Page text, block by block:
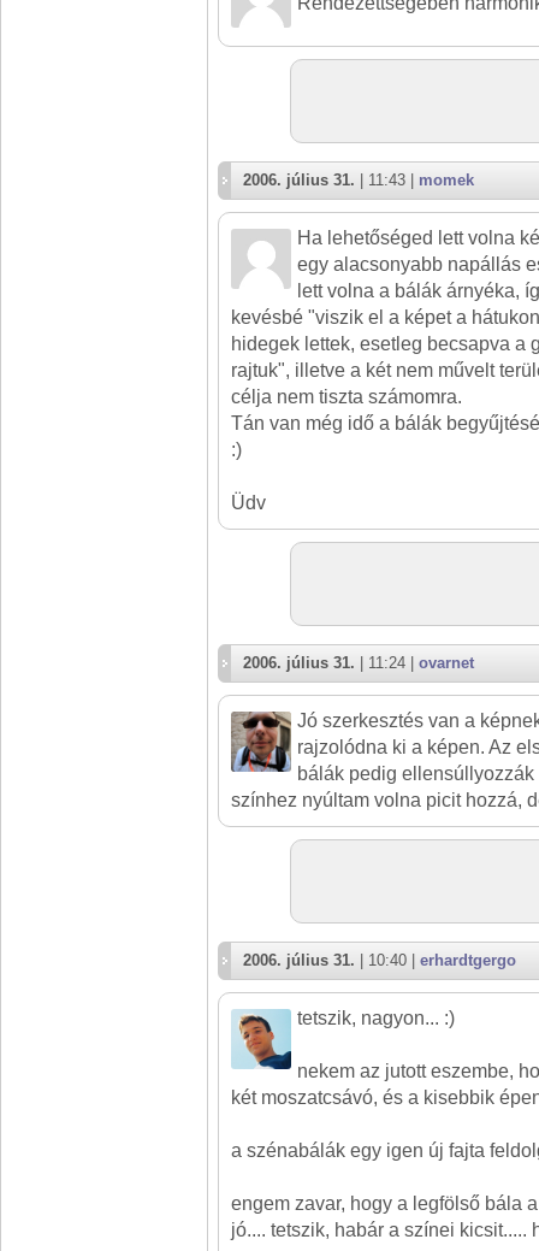
2006. július 31. | 11:43 | momek
Ha lehetőséged lett volna
egy alacsonyabb napállás
lett volna a bálák árnyéka,
kevésbé "viszik el a képet a
hidegek lettek, esetleg becsapva a
rajtuk", illetve a két nem művelt
célja nem tiszta számomra.
Tán van még idő a bálák
:)
Üdv
2006. július 31. | 11:24 | ovarnet
Jó szerkesztés van a
rajzolódna ki a képen. Az
bálák pedig
színhez nyúltam volna picit hozzá,
2006. július 31. | 10:40 | erhardtgergo
tetszik, nagyon... :)
nekem az jutott eszembe,
két moszatcsávó, és a kisebbik
a szénabálák egy igen új fajta
engem zavar, hogy a legfölső bála
jó.... tetszik, habár a színei kicsit.....